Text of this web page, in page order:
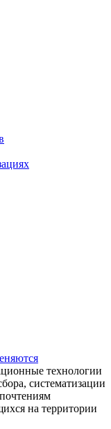
технологии
систематизации
на территории